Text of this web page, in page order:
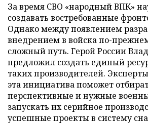
За время СВО «народный ВПК»
создавать востребованные
Однако между появлением
внедрением в войска по-
сложный путь. Герой России
предложил создать единый
таких производителей.
эта инициатива поможет
перспективные и нужные
запускать их серийное
успешные проекты в систему